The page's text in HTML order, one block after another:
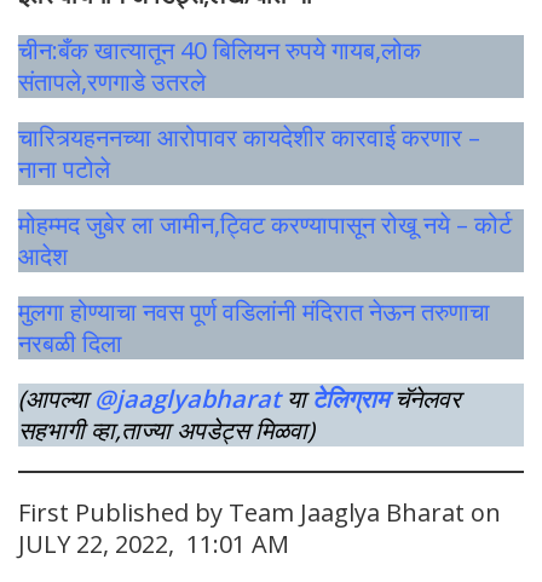
चीन:बँक खात्यातून 40 बिलियन रुपये गायब,लोक
संतापले,रणगाडे उतरले
चारित्र्यहननच्या आरोपावर कायदेशीर कारवाई करणार –
नाना पटोले
मोहम्मद जुबेर ला जामीन,ट्विट करण्यापासून रोखू नये – कोर्ट
आदेश
मुलगा होण्याचा नवस पूर्ण वडिलांनी मंदिरात नेऊन तरुणाचा
नरबळी दिला
(आपल्या@jaaglyabharat याटेलिग्राम चॅनेलवर
सहभागी व्हा,ताज्या अपडेट्स मिळवा)
First Published by Team Jaaglya Bharat on
JULY 22, 2022, 11:01 AM